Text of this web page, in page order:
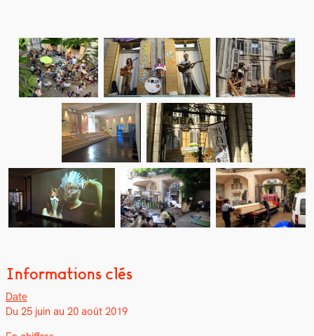
Informations clés
Date
Du 25 juin au 20 août 2019